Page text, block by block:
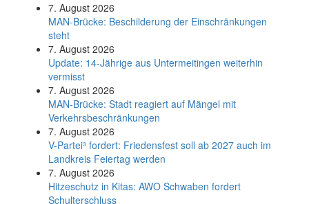
7. August 2026
MAN-Brücke: Beschilderung der Einschränkungen
steht
7. August 2026
Update: 14-Jährige aus Untermeitingen weiterhin
vermisst
7. August 2026
MAN-Brücke: Stadt reagiert auf Mängel mit
Verkehrsbeschränkungen
7. August 2026
V-Partei­³ fordert: Friedens­fest soll ab 2027 auch im
Land­kreis Feier­tag werden
7. August 2026
Hitzeschutz in Kitas: AWO Schwaben fordert
Schulterschluss